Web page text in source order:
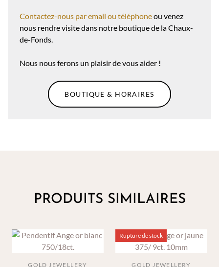
Contactez-nous par email ou téléphoneou venez
nous rendre visite dans notre boutique de la Chaux-
de-Fonds.
Nous nous ferons un plaisir de vous aider !
BOUTIQUE & HORAIRES
PRODUITS SIMILAIRES
GOLD JEWELLERY
Rupture de stock
GOLD JEWELLERY